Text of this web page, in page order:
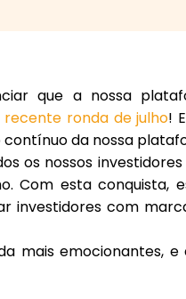
que a nossa
ronda de julho!
da nossa
os nossos
Com esta conquista,
investidores com
mais emocionantes,